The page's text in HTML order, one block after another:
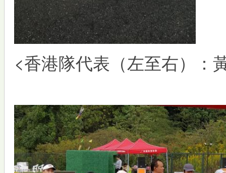
<香港隊代表（左至右）：